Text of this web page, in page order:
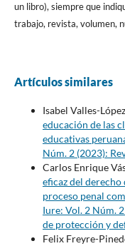
un libro), siempre que
trabajo, revista, volumen,
Artículos similares
Isabel Valles-
educación de las
educativas
Núm. 2 (2023):
Carlos Enrique
eficaz del derecho
proceso penal
Iure: Vol. 2 Núm.
de protección y
Felix Freyre-